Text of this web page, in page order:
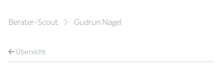
Berater-Scout Gudrun Nagel
Übersicht